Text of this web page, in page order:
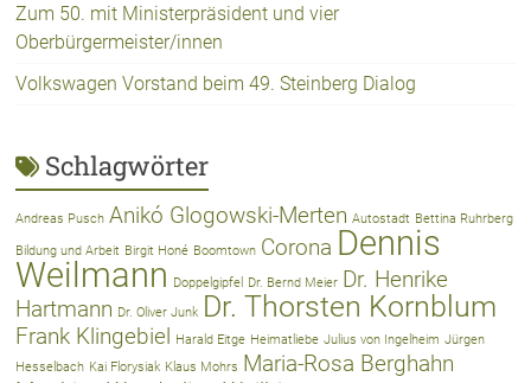
Zum 50. mit Ministerpräsident und vier
Oberbürgermeister/innen
Volkswagen Vorstand beim 49. Steinberg Dialog
Schlagwörter
Andreas Pusch Anikó Glogowski-Merten Autostadt Bettina Ruhrberg
Bildung und Arbeit Birgit Honé Boomtown Corona Dennis
Weilmann Doppelgipfel Dr. Bernd Meier Dr. Henrike
Hartmann Dr. Oliver Junk Dr. Thorsten Kornblum
Frank Klingebiel Harald Eitge Heimatliebe Julius von Ingelheim Jürgen
Hesselbach Kai Florysiak Klaus Mohrs Maria-Rosa Berghahn